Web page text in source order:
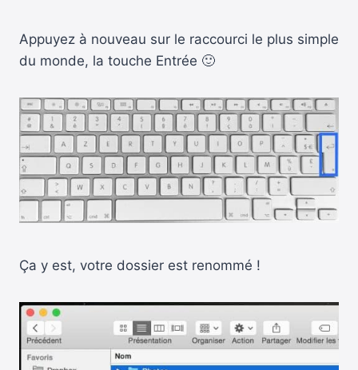
Appuyez à nouveau sur le raccourci le plus simple
du monde, la touche Entrée 🙂
Ça y est, votre dossier est renommé !